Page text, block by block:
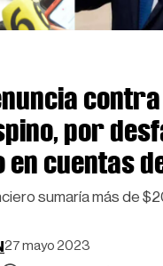
por
cuentas
sumaría más de
27 mayo 2023